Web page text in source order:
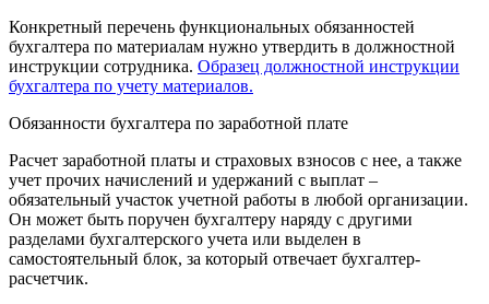
Конкретный перечень функциональных обязанностей
бухгалтера по материалам нужно утвердить в должностной
инструкции сотрудника. Образец должностной инструкции
бухгалтера по учету материалов.
Обязанности бухгалтера по заработной плате
Расчет заработной платы и страховых взносов с нее, а также
учет прочих начислений и удержаний с выплат –
обязательный участок учетной работы в любой организации.
Он может быть поручен бухгалтеру наряду с другими
разделами бухгалтерского учета или выделен в
самостоятельный блок, за который отвечает бухгалтер-
расчетчик.